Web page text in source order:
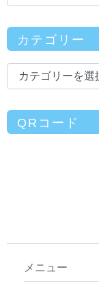
カテゴリー
QRコード
メニュー